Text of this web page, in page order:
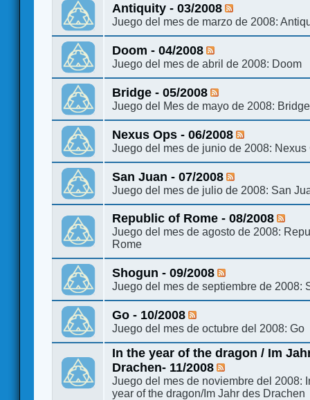
Antiquity - 03/2008
Juego del mes de marzo de 2008:
Doom - 04/2008
Juego del mes de abril de 2008: Doom
Bridge - 05/2008
Juego del Mes de mayo de 2008: Bridge
Nexus Ops - 06/2008
Juego del mes de junio de 2008: Nexus
San Juan - 07/2008
Juego del mes de julio de 2008: San
Republic of Rome - 08/2008
Juego del mes de agosto de 2008:
Rome
Shogun - 09/2008
Juego del mes de septiembre de 2008:
Go - 10/2008
Juego del mes de octubre del 2008: Go
In the year of the dragon / Im
Drachen- 11/2008
Juego del mes de noviembre del 2008:
year of the dragon/Im Jahr des Drachen